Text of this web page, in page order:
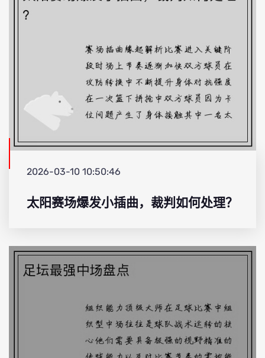
2026-03-10 10:50:46
太阳赛场爆发小插曲，裁判如何处理？